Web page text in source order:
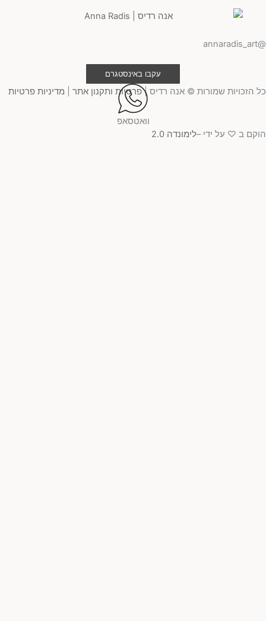
@annaradis_art
עקבו באינסטגרם
כל הזכויות שמורות © אנה רדיס |פרטיות ותקנון אתר מדיניות פרטיות
הוקם ב ♡ על ידי –לימונדה 2.0
וואטסאפ